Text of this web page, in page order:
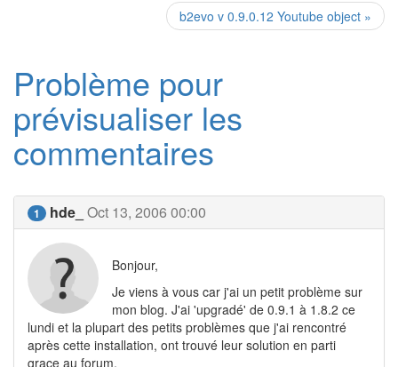
b2evo v 0.9.0.12 Youtube object »
Problème pour
prévisualiser les
commentaires
1 hde_ Oct 13, 2006 00:00
Bonjour,
Je viens à vous car j'ai un petit problème sur
mon blog. J'ai 'upgradé' de 0.9.1 à 1.8.2 ce
lundi et la plupart des petits problèmes que j'ai rencontré
après cette installation, ont trouvé leur solution en parti
grace au forum.